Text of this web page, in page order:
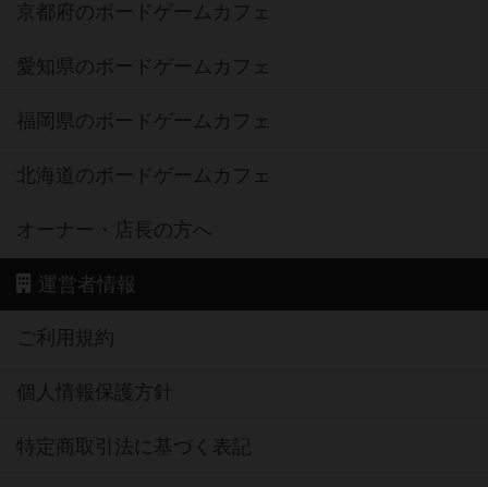
京都府のボードゲームカフェ
愛知県のボードゲームカフェ
福岡県のボードゲームカフェ
北海道のボードゲームカフェ
オーナー・店長の方へ
運営者情報
ご利用規約
個人情報保護方針
特定商取引法に基づく表記